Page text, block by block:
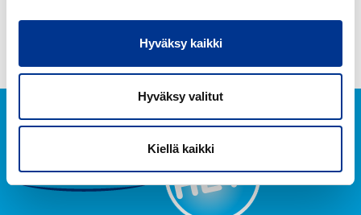
Hyväksy kaikki
Hyväksy valitut
Kiellä kaikki
750 ML